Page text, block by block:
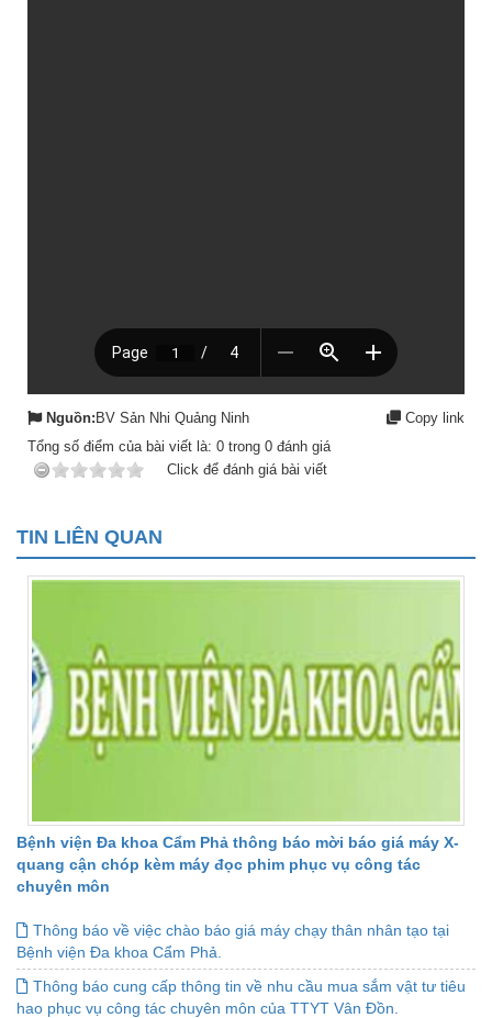
Nguồn: BV Sản Nhi Quảng Ninh
Copy link
Tổng số điểm của bài viết là: 0 trong 0 đánh giá
Click để đánh giá bài viết
TIN LIÊN QUAN
Bệnh viện Đa khoa Cẩm Phả thông báo mời báo giá máy X-
quang cận chóp kèm máy đọc phim phục vụ công tác
chuyên môn
Thông báo về việc chào báo giá máy chạy thân nhân tạo tại
Bệnh viện Đa khoa Cẩm Phả.
Thông báo cung cấp thông tin về nhu cầu mua sắm vật tư tiêu
hao phục vụ công tác chuyên môn của TTYT Vân Đồn.